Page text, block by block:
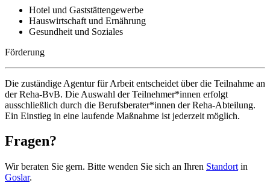
Hotel und Gaststättengewerbe
Hauswirtschaft und Ernährung
Gesundheit und Soziales
Förderung
Die zuständige Agentur für Arbeit entscheidet über die Teilnahme an
der Reha-BvB. Die Auswahl der Teilnehmer*innen erfolgt
ausschließlich durch die Berufsberater*innen der Reha-Abteilung.
Ein Einstieg in eine laufende Maßnahme ist jederzeit möglich.
Fragen?
Wir beraten Sie gern. Bitte wenden Sie sich an Ihren Standort in
Goslar.